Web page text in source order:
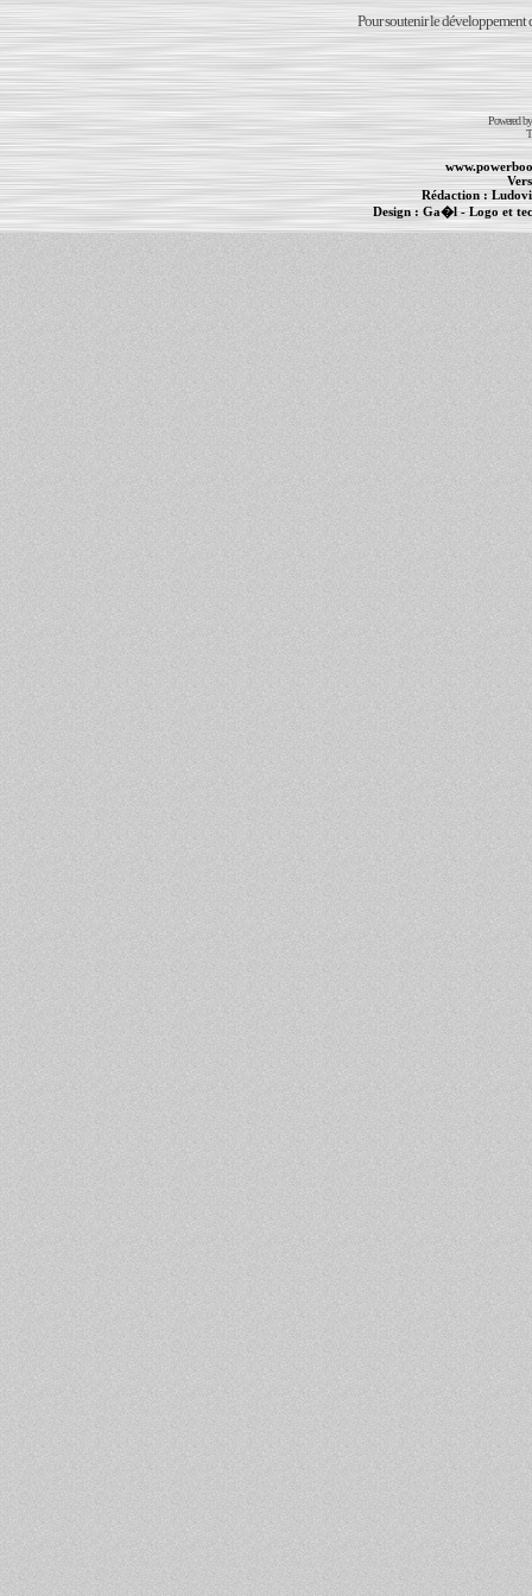
Pour soutenir le développement
Powered
Rédaction :
Design :Ga�l- Logo et
PowerBook